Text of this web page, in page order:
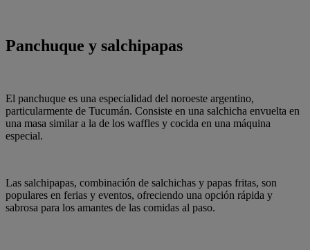
Panchuque y salchipapas
El panchuque es una especialidad del noroeste argentino,
particularmente de Tucumán. Consiste en una salchicha envuelta en
una masa similar a la de los waffles y cocida en una máquina
especial.
Las salchipapas, combinación de salchichas y papas fritas, son
populares en ferias y eventos, ofreciendo una opción rápida y
sabrosa para los amantes de las comidas al paso.